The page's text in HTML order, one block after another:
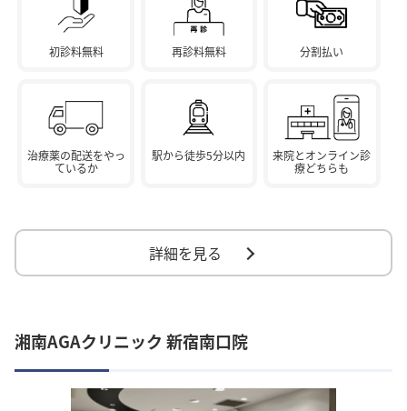
初診料無料 再診料無料 分割払い
治療薬の配送をやっ
ているか
駅から徒歩5分以内
来院とオンライン診
療どちらも
詳細を見る
湘南AGAクリニック 新宿南口院